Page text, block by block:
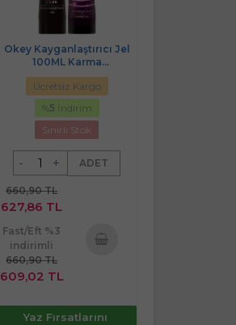
Okey Kayganlaştırıcı Jel
100ML Karma
(Çilekli/Nirvana) (2 Li Set)
Ücretsiz Kargo
%5 İndirim
Sınırlı Stok
- + ADET
660,90 TL
627,86 TL
Fast/Eft %3
indirimli
660,90 TL
609,02 TL
Yaz Fırsatlarını